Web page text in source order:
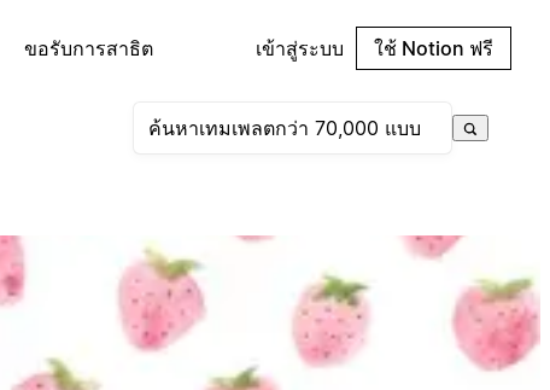
ขอรับการสาธิต เข้าสู่ระบบ ใช้ Notion ฟรี